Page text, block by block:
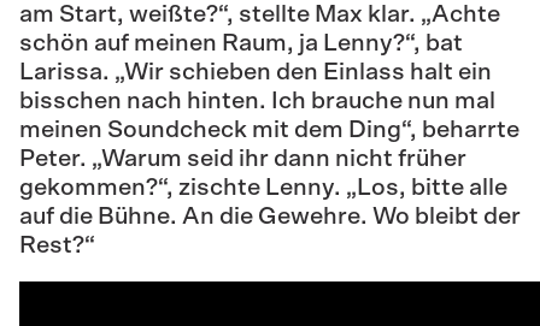
am Start, weißte?“, stellte Max klar. „Achte
schön auf meinen Raum, ja Lenny?“, bat
Larissa. „Wir schieben den Einlass halt ein
bisschen nach hinten. Ich brauche nun mal
meinen Soundcheck mit dem Ding“, beharrte
Peter. „Warum seid ihr dann nicht früher
gekommen?“, zischte Lenny. „Los, bitte alle
auf die Bühne. An die Gewehre. Wo bleibt der
Rest?“